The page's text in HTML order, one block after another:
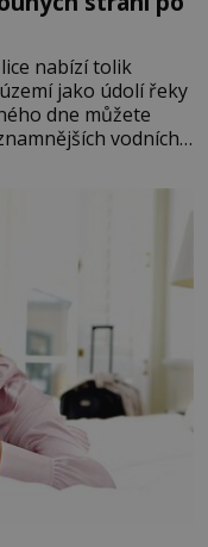
nabízí tolik
jako údolí řeky
dne můžete
vodních
památek ve